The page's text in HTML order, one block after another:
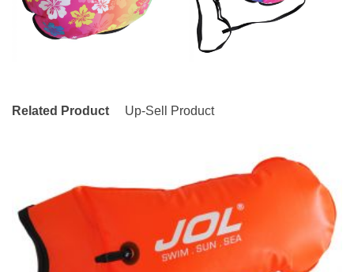
Related Product Up-Sell Product